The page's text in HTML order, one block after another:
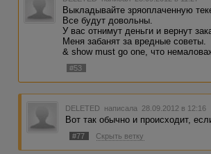
Выкладывайте зряоплаченную
Все будут довольны.
У вас отнимут деньги и вернут
Меня забанят за вредные советы.
& show must go one, что
#53
DELETED написала 28.09.2012 в 12:16
Вот так обычно и происходит,
#77 Скрыть ветку